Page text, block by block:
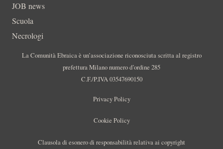
JOB news
Scuola
Necrologi
La Comunità Ebraica è un’associazione riconosciuta scritta al registro
prefettura Milano numero d’ordine 285
C.F./P.IVA 03547690150
Privacy Policy
Cookie Policy
Clausola di esonero di responsabilità relativa ai copyright